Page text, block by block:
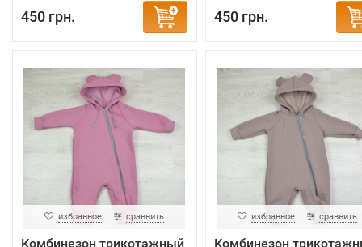
450 грн. 450 грн.
избранное сравнить
Комбинезон трикотажный
избранное сравнить
Комбинезон